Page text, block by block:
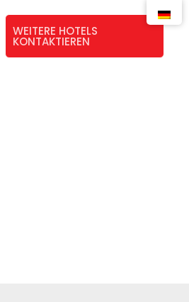
WEITERE HOTELS
KONTAKTIEREN